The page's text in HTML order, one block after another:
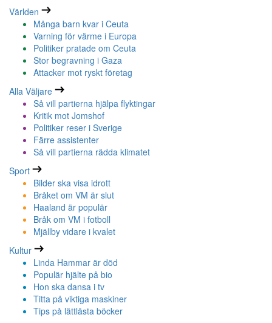
Världen
Många barn kvar i Ceuta
Varning för värme i Europa
Politiker pratade om Ceuta
Stor begravning i Gaza
Attacker mot ryskt företag
Alla Väljare
Så vill partierna hjälpa flyktingar
Kritik mot Jomshof
Politiker reser i Sverige
Färre assistenter
Så vill partierna rädda klimatet
Sport
Bilder ska visa idrott
Bråket om VM är slut
Haaland är populär
Bråk om VM i fotboll
Mjällby vidare i kvalet
Kultur
Linda Hammar är död
Populär hjälte på bio
Hon ska dansa i tv
Titta på viktiga maskiner
Tips på lättlästa böcker